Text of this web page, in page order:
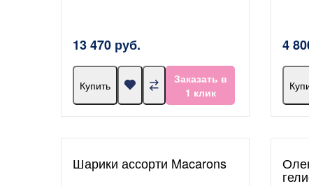
13 470 руб.
Купить
Заказать в
1 клик
4
Шарики ассорти Macarons